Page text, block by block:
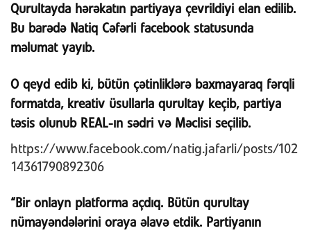
Qurultayda hərəkatın partiyaya çevrildiyi elan edilib.
Bu barədə Natiq Cəfərli facebook statusunda
məlumat yayıb.
O qeyd edib ki, bütün çətinliklərə baxmayaraq fərqli
formatda, kreativ üsullarla qurultay keçib, partiya
təsis olunub REAL-ın sədri və Məclisi seçilib.
https://www.facebook.com/natig.jafarli/posts/102
14361790892306
“Bir onlayn platforma açdıq. Bütün qurultay
nümayəndələrini oraya əlavə etdik. Partiyanın